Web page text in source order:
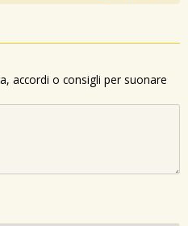
accordi o consigli per suonare